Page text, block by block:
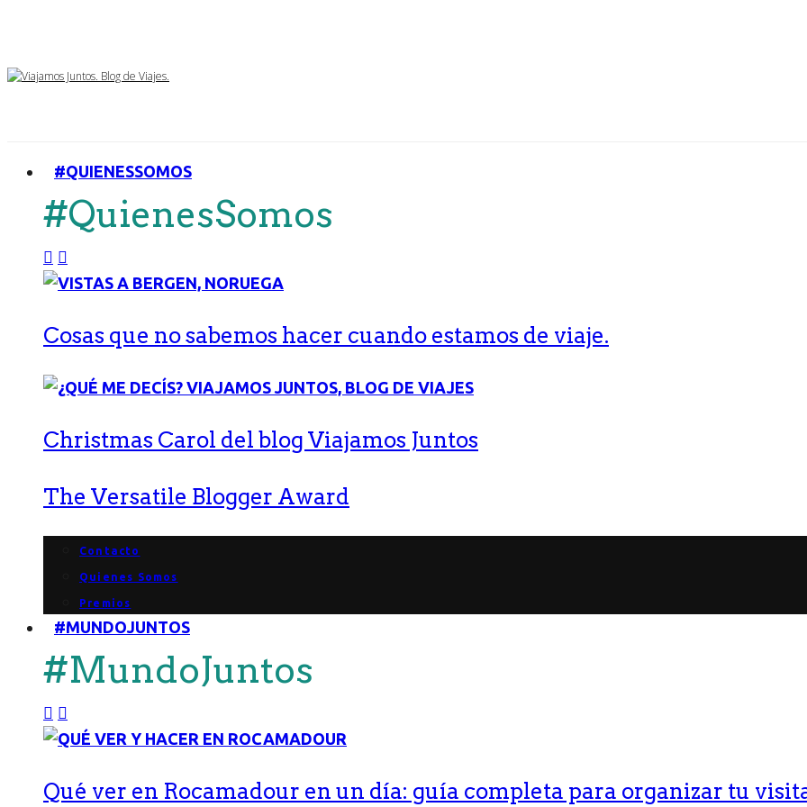
#QUIENESSOMOS
#QuienesSomos
Cosas que no sabemos hacer cuando estamos de viaje.
Christmas Carol del blog Viajamos Juntos
The Versatile Blogger Award
Contacto
Quienes Somos
Premios
#MUNDOJUNTOS
#MundoJuntos
Qué ver en Rocamadour en un día: guía completa para organizar tu